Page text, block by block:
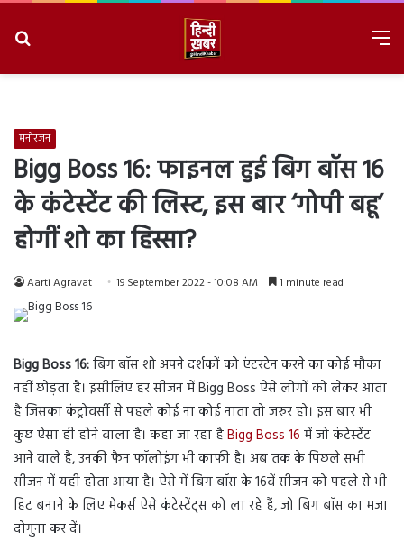
मनोरंजन
Bigg Boss 16: फाइनल हुई बिग बॉस 16
के कंटेस्टेंट की लिस्ट, इस बार ‘गोपी बहू’
होगीं शो का हिस्सा?
Aarti Agravat 19 September 2022 - 10:08 AM 1 minute read
Bigg Boss 16:बिग बॉस शो अपने दर्शकों को एंटरटेन करने का कोई मौका
नहीं छोड़ता है। इसीलिए हर सीजन में Bigg Boss ऐसे लोगों को लेकर आता
है जिसका कंट्रोवर्सी से पहले कोई ना कोई नाता तो जरुर हो। इस बार भी
कुछ ऐसा ही होने वाला है। कहा जा रहा हैBigg Boss 16 में जो कंटेस्टेंट
आने वाले है, उनकी फैन फॉलोइंग भी काफी है। अब तक के पिछले सभी
सीजन में यही होता आया है। ऐसे में बिग बॉस के 16वें सीजन को पहले से भी
हिट बनाने के लिए मेकर्स ऐसे कंटेस्टेंट्स को ला रहे हैं, जो बिग बॉस का मजा
दोगुना कर दें।